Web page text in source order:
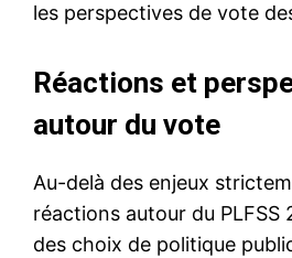
les perspectives de vote
Réactions et
autour du vote
Au-delà des enjeux
réactions autour du PLFSS
des choix de politique